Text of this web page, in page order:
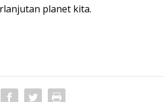
planet kita.